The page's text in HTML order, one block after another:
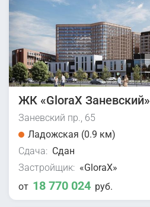
ЖК «GloraX Заневский»
Заневский пр., 65
Ладожская (0.9 км)
Сдача: Сдан
Застройщик: «GloraX»
от 18 770 024 руб.